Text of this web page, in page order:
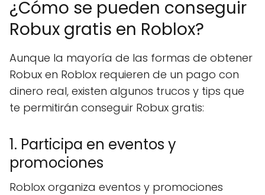
¿Cómo se pueden conseguir
Robux gratis en Roblox?
Aunque la mayoría de las formas de obtener
Robux en Roblox requieren de un pago con
dinero real, existen algunos trucos y tips que
te permitirán conseguir Robux gratis:
1. Participa en eventos y
promociones
Roblox organiza eventos y promociones